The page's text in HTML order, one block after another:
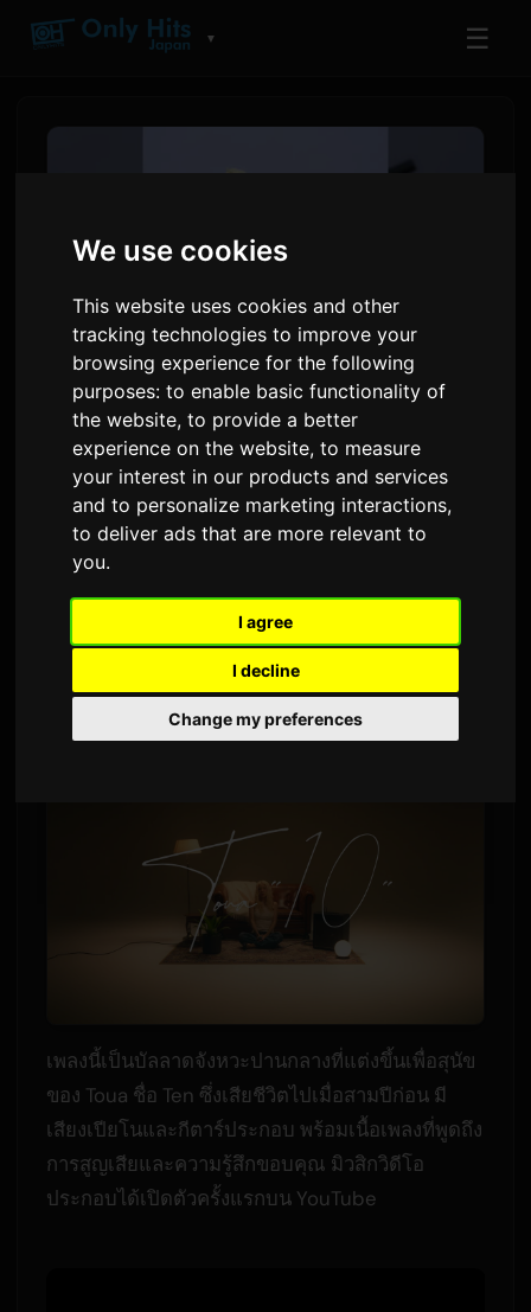
We use cookies
This website uses cookies and other
tracking technologies to improve your
browsing experience for the following
purposes:to enable basic functionality of
the website,to provide a better
experience on the website,to measure
your interest in our products and services
and to personalize marketing interactions,
to deliver ads that are more relevant to
you.
I agree
I decline
Change my preferences
▼ ☰
Toua ปล่อยซิงเกิล '10' ก่อนอัลบั้ม
ดิจิทัลชุดแรก
Sam 7 กรกฎาคม 2026
แปลจากภาษาอังกฤษ
1,942 ครั้งที่เข้าชม
Toua ได้ปล่อยซิงเกิลใหม่ '10' แล้วตอนนี้ เพลงนี้
เป็นการเปิดตัวอย่างแรกของอัลบั้มดิจิทัลชุดแรกของ
ศิลปินอย่าง 'This isToua,' ซึ่งมีกำหนดวางจำหน่าย
ในวันที่ 16 กันยายน 2026
เพลงนี้เป็นบัลลาดจังหวะปานกลางที่แต่งขึ้นเพื่อสุนัข
ของ Toua ชื่อ Ten ซึ่งเสียชีวิตไปเมื่อสามปีก่อน มี
เสียงเปียโนและกีตาร์ประกอบ พร้อมเนื้อเพลงที่พูดถึง
การสูญเสียและความรู้สึกขอบคุณ มิวสิกวิดีโอ
ประกอบได้เปิดตัวครั้งแรกบน YouTube